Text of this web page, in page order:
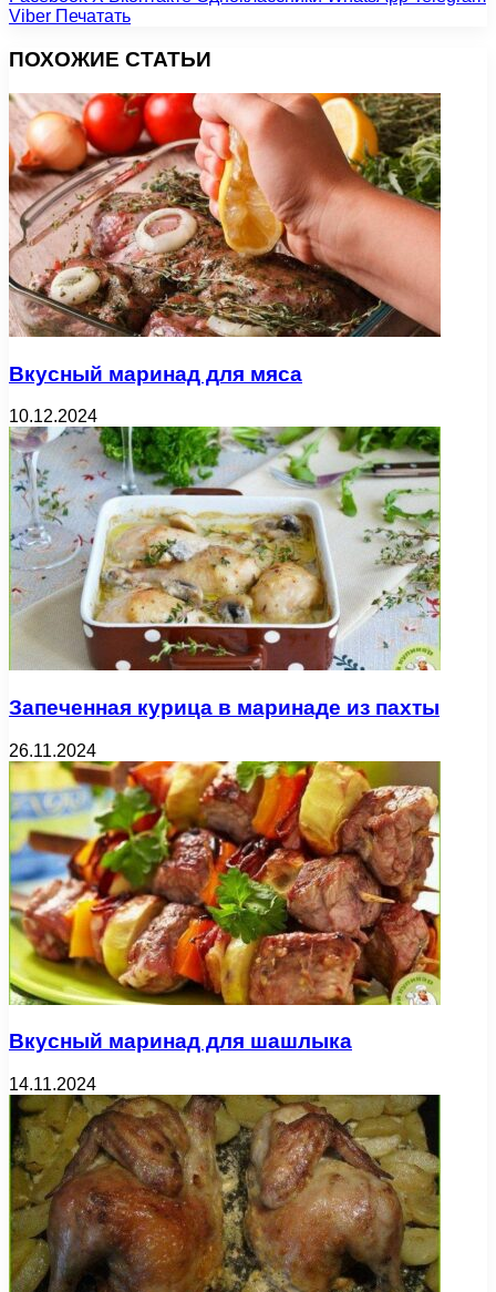
Viber Печатать
ПОХОЖИЕ СТАТЬИ
Вкусный маринад для мяса
10.12.2024
Запеченная курица в маринаде из пахты
26.11.2024
Вкусный маринад для шашлыка
14.11.2024